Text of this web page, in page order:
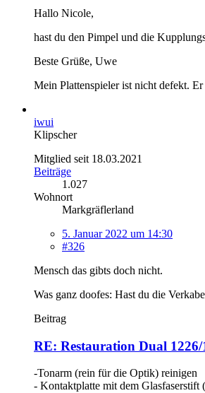
Hallo Nicole,
hast du den Pimpel und die
Beste Grüße, Uwe
Mein Plattenspieler ist nicht defekt.
iwui
Klipscher
Mitglied seit 18.03.2021
Beiträge
1.027
Wohnort
Markgräflerland
5. Januar 2022 um 14:30
#326
Mensch das gibts doch nicht.
Was ganz doofes: Hast du die
Beitrag
RE: Restauration Dual 1226/
-Tonarm (rein für die Optik) reinigen
- Kontaktplatte mit dem Glasfaserstift